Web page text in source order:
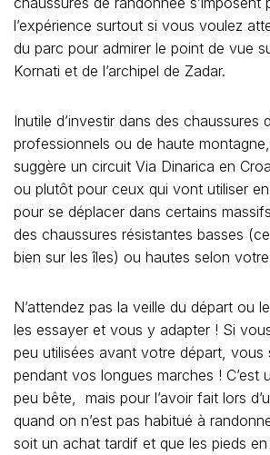
l’expérience surtout si vous voulez
du parc pour admirer le point de vue
Kornati et de l’archipel de Zadar.
Inutile d’investir dans des chaussures
professionnels ou de haute
suggère un circuit Via Dinarica en
ou plutôt pour ceux qui vont utiliser
pour se déplacer dans certains
des chaussures résistantes basses
bien sur les îles) ou hautes selon
N’attendez pas la veille du départ ou
les essayer et vous y adapter ! Si
peu utilisées avant votre départ, vous
pendant vos longues marches ! C’est
peu bête, mais pour l’avoir fait lors
quand on n’est pas habitué à
soit un achat tardif et que les pieds